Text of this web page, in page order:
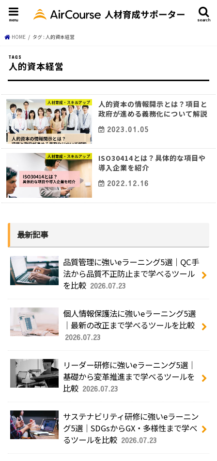
search
menu
HOME タグ : 人的資本経営
人的資本経営
人材育成・スキルアップ
人的資本の情報開示とは？項目と
政府が進める義務化について解説
2023.01.05
人材育成・スキルアップ
ISO30414とは？具体的な項目や
導入企業を紹介
2022.12.16
最新記事
品質管理に強いeラーニング5選｜QC手
法から品質不正防止まで学べるツール
を比較 2026.07.23
個人情報保護法に強いeラーニング5選
｜最新の改正まで学べるツールを比較
2026.07.23
リーダー研修に強いeラーニング5選｜
基礎から変革推進まで学べるツールを
比較 2026.07.23
サステナビリティ研修に強いeラーニン
グ5選｜SDGsからGX・多様性まで学べ
るツールを比較 2026.07.23